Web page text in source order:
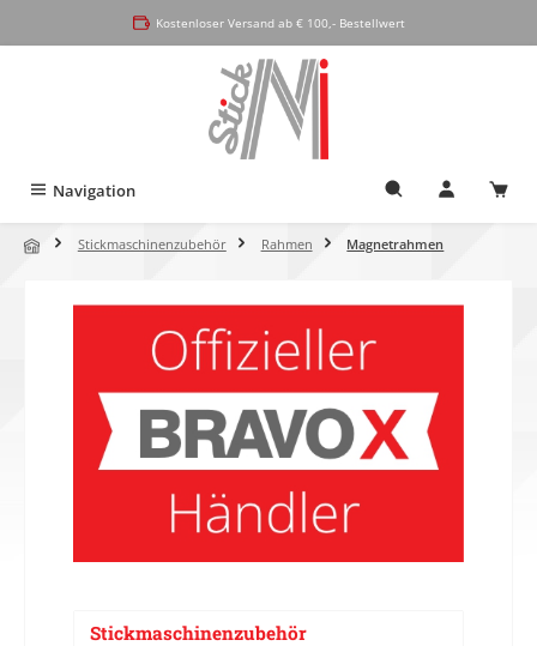
Kostenloser Versand ab € 100,- Bestellwert
Navigation
Stickmaschinenzubehör Rahmen Magnetrahmen
Stickmaschinenzubehör